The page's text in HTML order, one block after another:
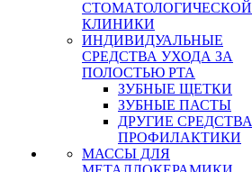
СТОМАТОЛОГИЧЕСКОЙ
КЛИНИКИ
ИНДИВИДУАЛЬНЫЕ
СРЕДСТВА УХОДА ЗА
ПОЛОСТЬЮ РТА
ЗУБНЫЕ ЩЕТКИ
ЗУБНЫЕ ПАСТЫ
ДРУГИЕ СРЕДСТВА
ПРОФИЛАКТИКИ
МАССЫ ДЛЯ